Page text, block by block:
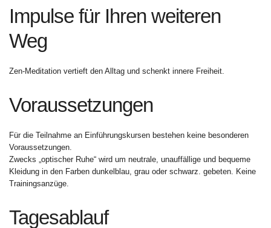
Impulse für Ihren weiteren
Weg
Zen-Meditation vertieft den Alltag und schenkt innere Freiheit.
Voraussetzungen
Für die Teilnahme an Einführungskursen bestehen keine besonderen
Voraussetzungen.
Zwecks „optischer Ruhe“ wird um neutrale, unauffällige und bequeme
Kleidung in den Farben dunkelblau, grau oder schwarz. gebeten. Keine
Trainingsanzüge.
Tagesablauf